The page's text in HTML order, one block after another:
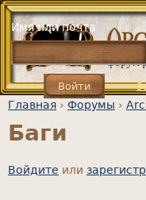
Вы здесь
Главная › Форумы ›
Баги
Войдите или
Имя или почта